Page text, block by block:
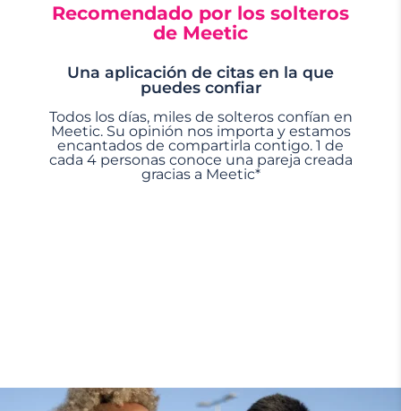
Recomendado por los solteros
de Meetic
Una aplicación de citas en la que
puedes confiar
Todos los días, miles de solteros confían en
Meetic. Su opinión nos importa y estamos
encantados de compartirla contigo. 1 de
cada 4 personas conoce una pareja creada
gracias a Meetic*